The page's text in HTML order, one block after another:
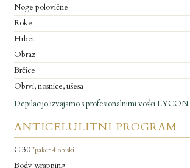
Noge polovične
Roke
Hrbet
Obraz
Brčice
Obrvi, nosnice, ušesa
Depilacijo izvajamo s profesionalnimi voski LYCON.
ANTICELULITNI PROGRAM
C 30 *paket 4 obiski
Body wrapping